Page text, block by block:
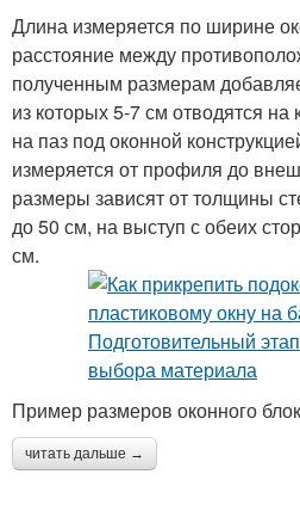
Длина измеряется по ширине
расстояние между
полученным размерам
из которых 5-7 см отводятся
на паз под оконной
измеряется от профиля до
размеры зависят от толщины
до 50 см, на выступ с обеих
см.
Пример размеров оконного
читать дальше →